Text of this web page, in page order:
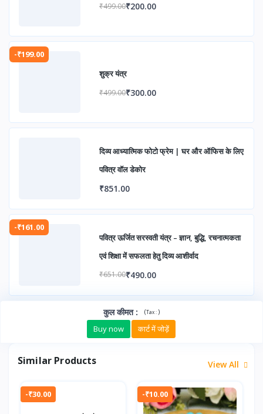
₹499.00₹200.00
-₹199.00
शुक्र यंत्र
₹499.00₹300.00
दिव्य आध्यात्मिक फोटो फ्रेम | घर और ऑफिस के लिए
पवित्र वॉल डेकोर
₹851.00
-₹161.00
पवित्र ऊर्जित सरस्वती यंत्र – ज्ञान, बुद्धि, रचनात्मकता
एवं शिक्षा में सफलता हेतु दिव्य आशीर्वाद
₹651.00₹490.00
कुल कीमत: (Tax :)
Buy now कार्ट में जोड़ें
Similar Products View All
-₹30.00 -₹10.00